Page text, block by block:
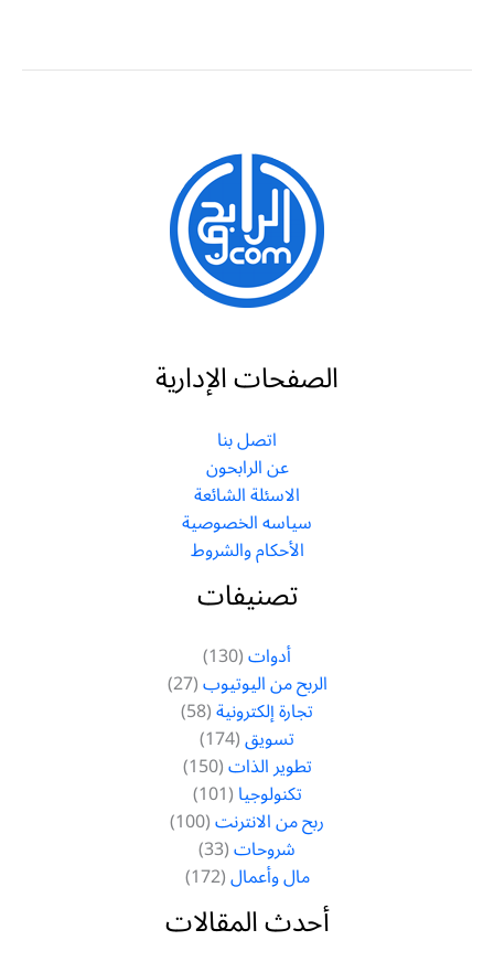
الصفحات الإدارية
اتصل بنا
عن الرابحون
الاسئلة الشائعة
سياسه الخصوصية
الأحكام والشروط
تصنيفات
أدوات(130)
الربح من اليوتيوب(27)
تجارة إلكترونية(58)
تسويق(174)
تطوير الذات(150)
تكنولوجيا(101)
ربح من الانترنت(100)
شروحات(33)
مال وأعمال(172)
أحدث المقالات